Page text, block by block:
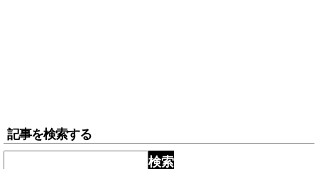
記事を検索する
検索